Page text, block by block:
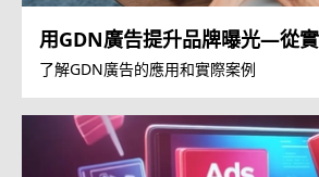
用GDN廣告提升品牌曝光—從
了解GDN廣告的應用和實際案例